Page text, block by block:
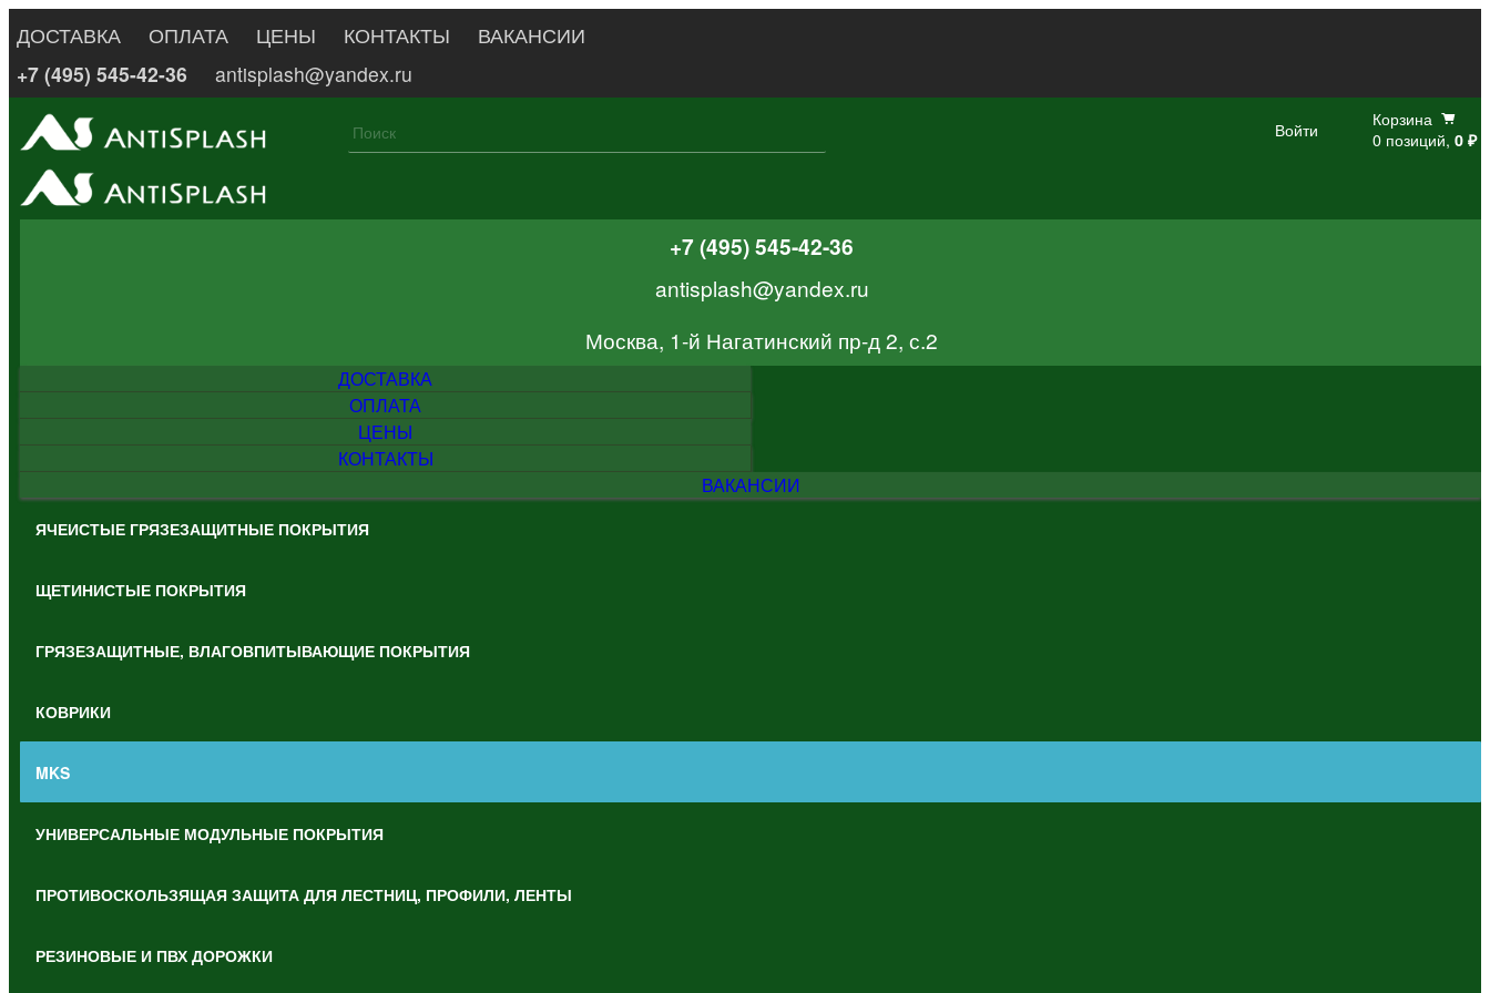
ДОСТАВКА ОПЛАТА ЦЕНЫ КОНТАКТЫ
ВАКАНСИИ
+7 (495) 545-42-36
antisplash@yandex.ru
Войти
Корзина
0 позиций, 0 ₽
+7 (495) 545-42-36
antisplash@yandex.ru
Москва, 1-й Нагатинский пр-д 2, с.2
ДОСТАВКА
ОПЛАТА
ЦЕНЫ
КОНТАКТЫ
ВАКАНСИИ
ЯЧЕИСТЫЕ ГРЯЗЕЗАЩИТНЫЕ ПОКРЫТИЯ
ЩЕТИНИСТЫЕ ПОКРЫТИЯ
ГРЯЗЕЗАЩИТНЫЕ, ВЛАГОВПИТЫВАЮЩИЕ ПОКРЫТИЯ
КОВРИКИ
MKS
УНИВЕРСАЛЬНЫЕ МОДУЛЬНЫЕ ПОКРЫТИЯ
ПРОТИВОСКОЛЬЗЯЩАЯ ЗАЩИТА ДЛЯ ЛЕСТНИЦ, ПРОФИЛИ, ЛЕНТЫ
РЕЗИНОВЫЕ И ПВХ ДОРОЖКИ